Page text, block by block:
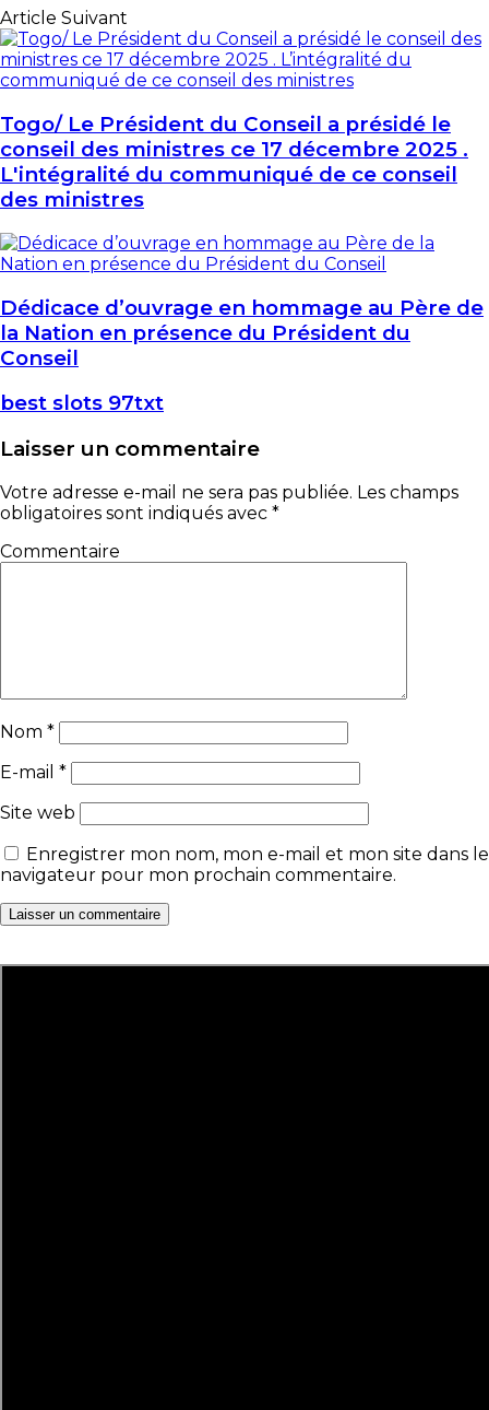
Article Suivant
Togo/ Le Président du Conseil a présidé le
conseil des ministres ce 17 décembre 2025 .
L'intégralité du communiqué de ce conseil
des ministres
Dédicace d’ouvrage en hommage au Père de
la Nation en présence du Président du
Conseil
best slots 97txt
Laisser un commentaire
Votre adresse e-mail ne sera pas publiée. Les champs
obligatoires sont indiqués avec *
Commentaire
Nom *
E-mail *
Site web
Enregistrer mon nom, mon e-mail et mon site dans le
navigateur pour mon prochain commentaire.